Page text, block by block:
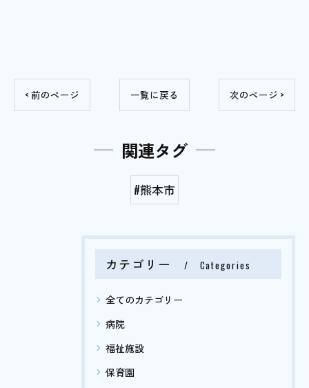
< 前のページ 一覧に戻る 次のページ >
関連タグ
#熊本市
カテゴリー Categories
全てのカテゴリー
病院
福祉施設
保育園